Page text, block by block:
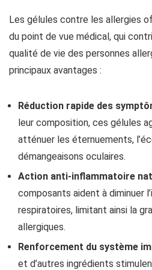
Les gélules contre les allergies
du point de vue médical, qui
qualité de vie des personnes
principaux avantages :
Réduction rapide des
leur composition, ces gélules
atténuer les éternuements,
démangeaisons oculaires.
Action anti-inflammatoire
composants aident à diminuer
respiratoires, limitant ainsi la
allergiques.
Renforcement du système
et d’autres ingrédients